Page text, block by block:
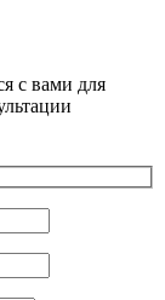
с вами для